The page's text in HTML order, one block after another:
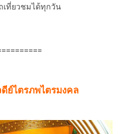
เที่ยวชมได้ทุกวัน
ย์ไตรภพไตรมงคล